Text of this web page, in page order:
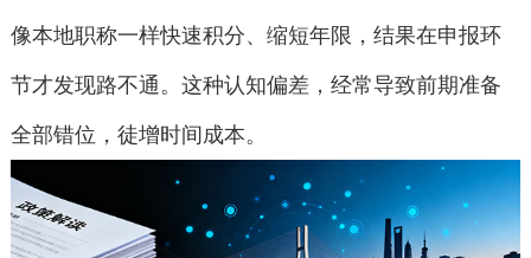
像本地职称一样快速积分、缩短年限，结果在申报环
节才发现路不通。这种认知偏差，经常导致前期准备
全部错位，徒增时间成本。